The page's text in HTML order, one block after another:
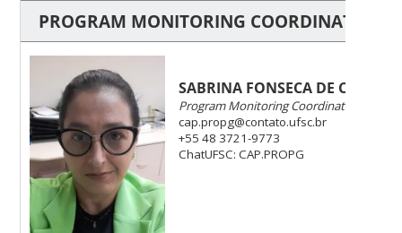
PROGRAM MONITORING COORDINATION
SABRINA FONSECA DE CONTO
Program Monitoring Coordinator
cap.propg@contato.ufsc.br
+55 48 3721-9773
ChatUFSC: CAP.PROPG